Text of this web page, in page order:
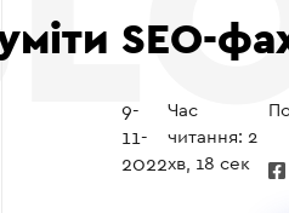
SEO-
9-
11-
2022
Час
читання: 2
хв, 18 сек